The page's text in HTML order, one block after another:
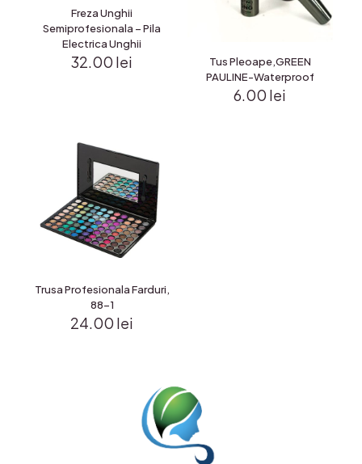
Freza Unghii
Semiprofesionala – Pila
Electrica Unghii
32.00 lei
Tus Pleoape,GREEN
PAULINE-Waterproof
6.00 lei
Trusa Profesionala Farduri,
88-1
24.00 lei